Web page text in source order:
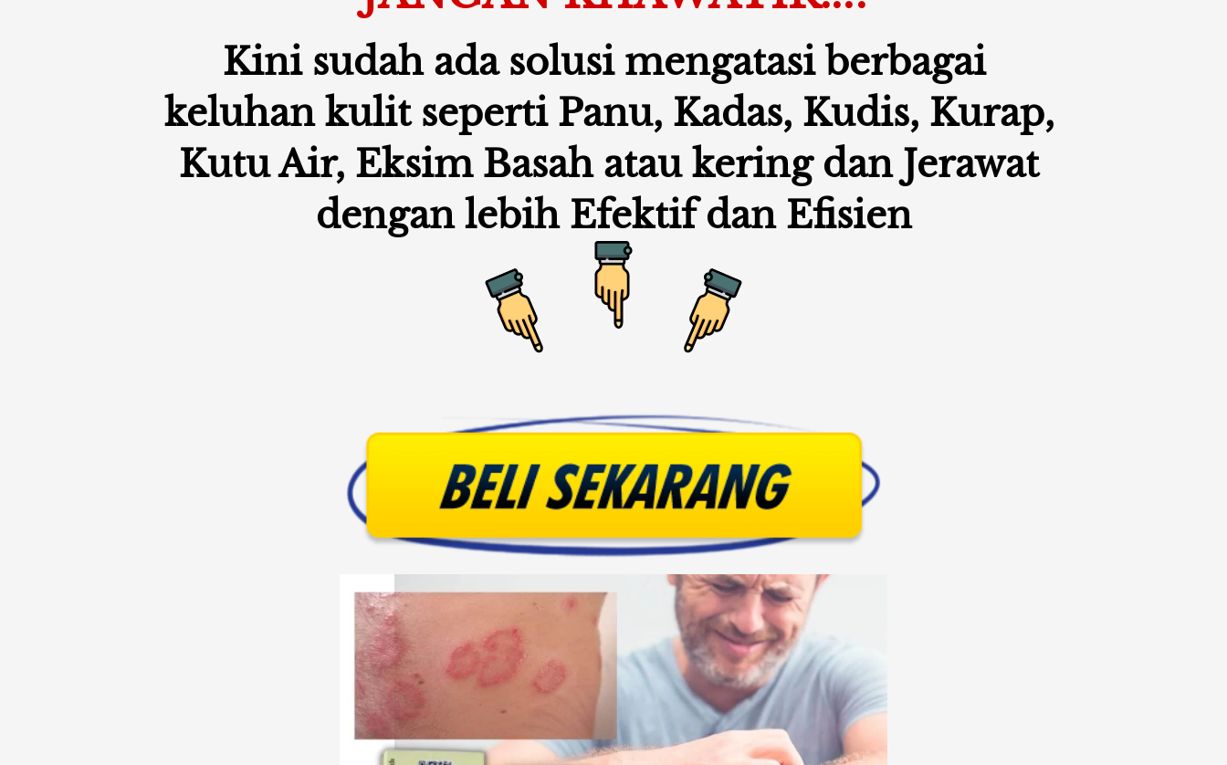
Kini sudah ada solusi mengatasi berbagai
keluhan kulit seperti Panu, Kadas, Kudis, Kurap,
Kutu Air, Eksim Basah atau kering dan Jerawat
dengan lebih Efektif dan Efisien